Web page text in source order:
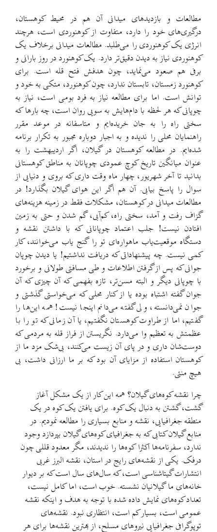
مطالعات و بازدیدهای میدانی آن هم در محیط کوهستان،
درگیری‌های خود را دارد، متفاوت از کوهنوردی است، هرچند
انرژی یک کوهنوردی را می‌طلبد. مطالعات میدانی برخلاف یک
کوهنوردی نیاز به دیدن دقیق‌تر دارد. یک کوهنورد در روز بارانی و
برفی هم صعود می‌نماید، چون هدفش فتح قله است. برای
کوهنورد زمستان، تابستان ندارد، چون کوهنورد، متکی به خود و
توانش‌ است. اما برای مطالعه نیاز به فرد بومی است، نیاز به
چوپانی که هر لحظه با دام‌هایش به سویی روان است، چه بارها که
سختی راه را به جان خریده‌ایم و متاسفانه در موعد مقرر
راهنمایان محلی را ندیده و به اجبار دوباره مجبور به تکرار برنامه
شده‌ایم. در مطالعه کوهستان در گیلان، اگر اردیبهشت را به
عنوان میانگین تاریخ کوچ عمودی چوپانان به مناطق کوهستانی
بدانید تا آخر شهریور، چهار ماه وقت داری که بروی و دنیایی از
سوال را پاسخ بیابی. آن هم اگر این هوای گیلان بگذارد! در
مطالعات میدانی در کوهستان، مشکلات فقط در زمینه هزینه‌های
گزاف رفت و آمد، سختی راه‌، کم‌آبی، گم شدن و حتی به زمین
افتادن نیست! جلب اعتماد چوپا‌نانی که با داشتن نقشه و
دستگاه موقعیت‌یاب ماهواره‌ای تو را گنج یاب می‌خوانند، کار
کمی نیست. چه پیشنهاداتی که دریافت نداشتیم! یا دیدن چوپان
جوانی که پس از گرفتن اطلاعات و طی مسافتی طولانی و برخورد
با چوپانی دیگر و البته مسن‌تر، تازه بفهمی که آن چیزی که آن
جوان گفته اشتباه بوده یا از کنار محلی که می‌خواستی گذشتی و
جوان نمی‌دانسته، ولی گفته می‌دانم اینجا نیست! همه این‌ها را
گفتیم، اما از طراوت کوهستان نگفتیم، یا آن زمانی که تو را با
عظمتش به تعظیم وا می‌دارد. نگریستن از فراز قله به مردمی که
دوست‌شان داری و در پای آن زیست می‌کنند، بی‌شک مزد ما از
کوهستان استفاده از مزایای آن بود که بر ما ارزانی داشت، بی
هیچ منتی.
چرا نقشه کوه‌های گیلان؟ همه این کار از یک مشکل آغاز
گشت، گشتن به دنبال یک کوه. برای یافتن یک کوه در یک
منطقه جغرافیایی، نقشه‌ و منابع بسیاری را مطالعه نمودیم. در
منابع گیلان کتابی که به جغرافیای کوه‌های گیلان بپردازد وجود
ندارد، سفرنامه‌ها اکثرا کوه‌ها را ندیدند، مگر معدود قللی چون
درفک. یکی از نقشه‌های رایج در استان، نقشه البرز غربی
انتشارات گیتاشناسی است، که سال‌های سال است که بر دیوار
خانه‌های ما گیلانیان نشسته. خوب است، اما کامل نیست،
تعداد کوه‌های نمایش داده شده با توجه به هدف و اینکه نقشه
عمومی است، بسیار کم است، انتظاری نبود. نقشه‌های
توپوگرافی جغرافیایی نیروهای مسلح، از بهترین نقشه‌ها برای هر